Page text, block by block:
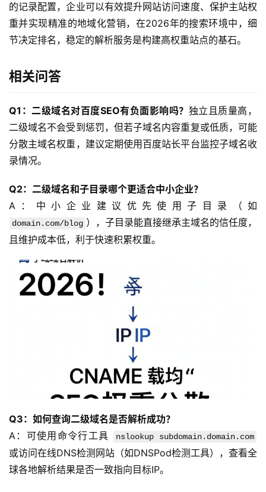
的记录配置，企业可以有效提升网站访问速度、保护主站权
重并实现精准的地域化营销，在2026年的搜索环境中，细
节决定排名，稳定的解析服务是构建高权重站点的基石。
相关问答
Q1：二级域名对百度SEO有负面影响吗？ 独立且质量高，
二级域名不会受到惩罚，但若子域名内容重复或低质，可能
分散主域名权重，建议定期使用百度站长平台监控子域名收
录情况。
Q2：二级域名和子目录哪个更适合中小企业？
domain.com/blog ），子目录能直接继承主域名的信任度，
且维护成本低，利于快速积累权重。
Q3：如何查询二级域名是否解析成功？
A：可使用命令行工具
nslookup subdomain.domain.com
或访问在线DNS检测网站（如DNSPod检测工具），查看全
球各地解析结果是否一致指向目标IP。